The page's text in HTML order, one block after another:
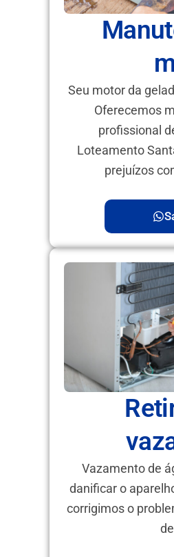
Seu motor da
Oferecemos
profissional
Loteamento
prejuízos
Vazamento de
danificar o
corrigimos o